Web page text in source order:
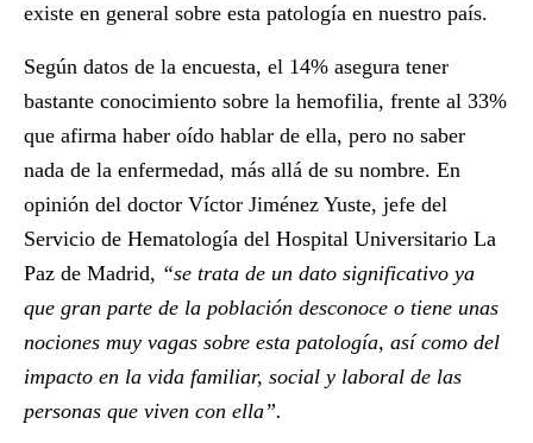
existe en general sobre esta patología en nuestro país.
Según datos de la encuesta, el 14% asegura tener
bastante conocimiento sobre la hemofilia, frente al 33%
que afirma haber oído hablar de ella, pero no saber
nada de la enfermedad, más allá de su nombre. En
opinión del doctor Víctor Jiménez Yuste, jefe del
Servicio de Hematología del Hospital Universitario La
Paz de Madrid, “se trata de un dato significativo ya
que gran parte de la población desconoce o tiene unas
nociones muy vagas sobre esta patología, así como del
impacto en la vida familiar, social y laboral de las
personas que viven con ella”.